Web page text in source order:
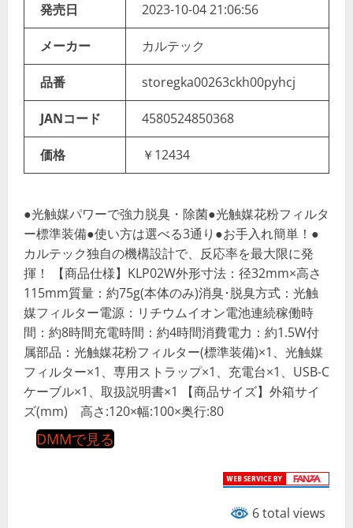
発売日 2023-10-04 21:06:56
メーカー カルテック
品番 storegka00263ckh00pyhcj
JANコード 4580524850368
価格 ￥12434
●光触媒パワーで強力脱臭・除菌●光触媒花粉フィルタ
ー標準装備●使い方は選べる3通り●お手入れ簡単！●
カルテック独自の機構設計で、反応率を最大限に発
揮！ 【商品仕様】KLP02W外形寸法：径32mm×高さ
115mm質量：約75g(本体のみ)消臭･脱臭方式：光触
媒フィルター電源：リチウムイオン電池連続稼働時
間：約8時間充電時間：約4時間消費電力：約1.5W付
属部品：光触媒花粉フィルター(標準装備)×1、光触媒
フィルター×1、専用ストラップ×1、充電台×1、USB-C
ケーブル×1、取扱説明書×1 【商品サイズ】外箱サイ
ズ(mm) 高さ:120×幅:100×奥行:80
DMMで見る
6 total views